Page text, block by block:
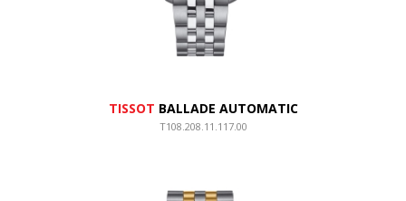
TISSOT BALLADE AUTOMATIC
T108.208.11.117.00